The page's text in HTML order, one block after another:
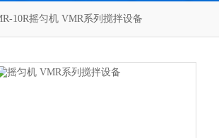
10R摇匀机 VMR系列搅拌设备